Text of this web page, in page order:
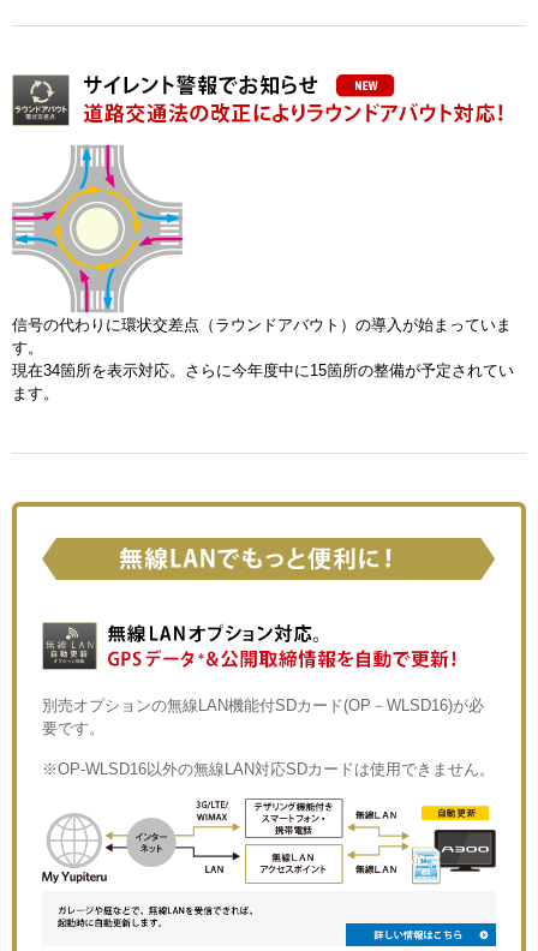
信号の代わりに環状交差点（ラウンドアバウト）の導入が始まっていま
す。
現在34箇所を表示対応。さらに今年度中に15箇所の整備が予定されてい
ます。
別売オプションの無線LAN機能付SDカード(OP－WLSD16)が必
要です。
※OP-WLSD16以外の無線LAN対応SDカードは使用できません。